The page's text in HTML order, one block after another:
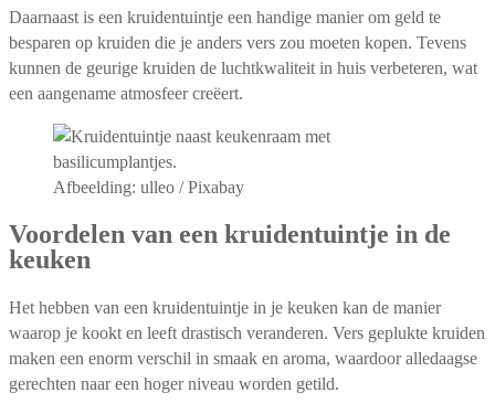
Daarnaast is een kruidentuintje een handige manier om geld te
besparen op kruiden die je anders vers zou moeten kopen. Tevens
kunnen de geurige kruiden de luchtkwaliteit in huis verbeteren, wat
een aangename atmosfeer creëert.
Afbeelding: ulleo / Pixabay
Voordelen van een kruidentuintje in de
keuken
Het hebben van een kruidentuintje in je keuken kan de manier
waarop je kookt en leeft drastisch veranderen. Vers geplukte kruiden
maken een enorm verschil in smaak en aroma, waardoor alledaagse
gerechten naar een hoger niveau worden getild.